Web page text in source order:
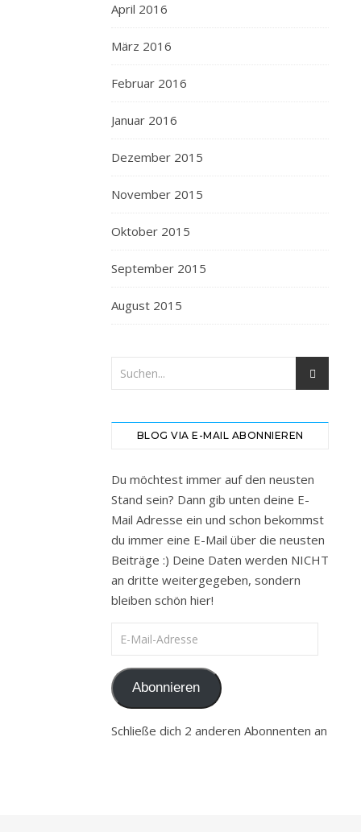
April 2016
März 2016
Februar 2016
Januar 2016
Dezember 2015
November 2015
Oktober 2015
September 2015
August 2015
BLOG VIA E-MAIL ABONNIEREN
Du möchtest immer auf den neusten
Stand sein? Dann gib unten deine E-
Mail Adresse ein und schon bekommst
du immer eine E-Mail über die neusten
Beiträge :) Deine Daten werden NICHT
an dritte weitergegeben, sondern
bleiben schön hier!
E-Mail-Adresse
Abonnieren
Schließe dich 2 anderen Abonnenten an